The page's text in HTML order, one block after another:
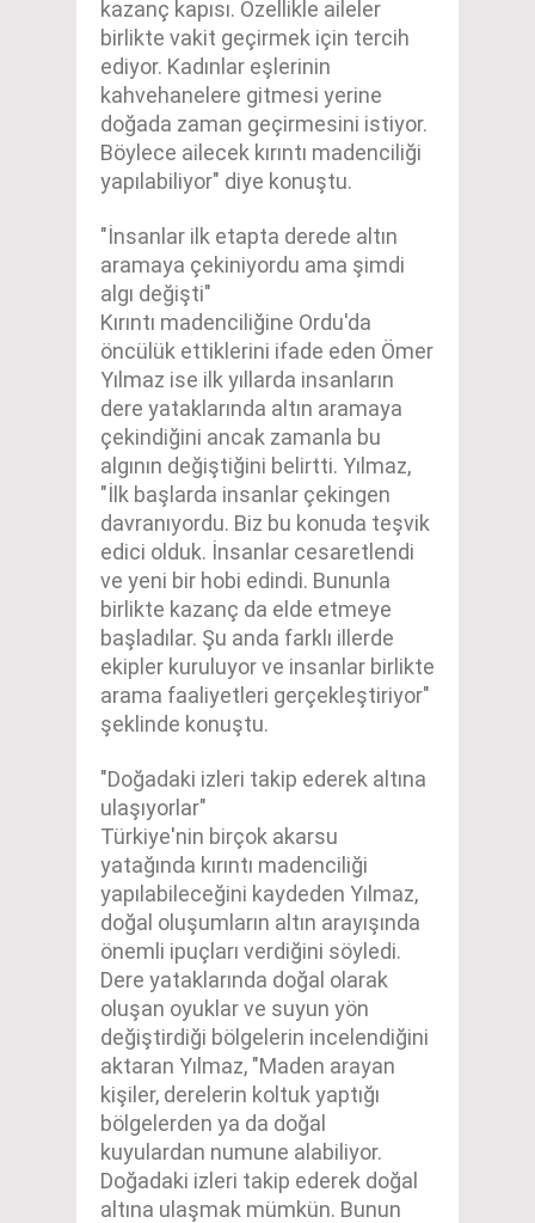
kazanç kapısı. Özellikle aileler
birlikte vakit geçirmek için tercih
ediyor. Kadınlar eşlerinin
kahvehanelere gitmesi yerine
doğada zaman geçirmesini istiyor.
Böylece ailecek kırıntı madenciliği
yapılabiliyor" diye konuştu.
"İnsanlar ilk etapta derede altın
aramaya çekiniyordu ama şimdi
algı değişti"
Kırıntı madenciliğine Ordu'da
öncülük ettiklerini ifade eden Ömer
Yılmaz ise ilk yıllarda insanların
dere yataklarında altın aramaya
çekindiğini ancak zamanla bu
algının değiştiğini belirtti. Yılmaz,
"İlk başlarda insanlar çekingen
davranıyordu. Biz bu konuda teşvik
edici olduk. İnsanlar cesaretlendi
ve yeni bir hobi edindi. Bununla
birlikte kazanç da elde etmeye
başladılar. Şu anda farklı illerde
ekipler kuruluyor ve insanlar birlikte
arama faaliyetleri gerçekleştiriyor"
şeklinde konuştu.
"Doğadaki izleri takip ederek altına
ulaşıyorlar"
Türkiye'nin birçok akarsu
yatağında kırıntı madenciliği
yapılabileceğini kaydeden Yılmaz,
doğal oluşumların altın arayışında
önemli ipuçları verdiğini söyledi.
Dere yataklarında doğal olarak
oluşan oyuklar ve suyun yön
değiştirdiği bölgelerin incelendiğini
aktaran Yılmaz, "Maden arayan
kişiler, derelerin koltuk yaptığı
bölgelerden ya da doğal
kuyulardan numune alabiliyor.
Doğadaki izleri takip ederek doğal
altına ulaşmak mümkün. Bunun